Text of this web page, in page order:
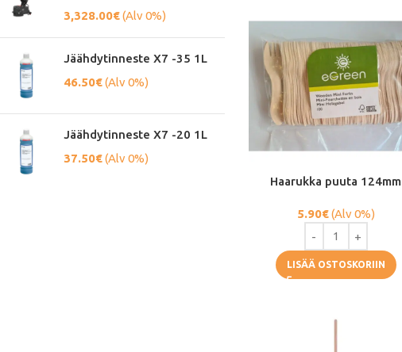
3,328.00€(Alv 0%)
Jäähdytinneste X7 -35 1L
46.50€(Alv 0%)
Jäähdytinneste X7 -20 1L
37.50€(Alv 0%)
Haarukka puuta 124mm
5.90€(Alv 0%)
LISÄÄ OSTOSKORIIN